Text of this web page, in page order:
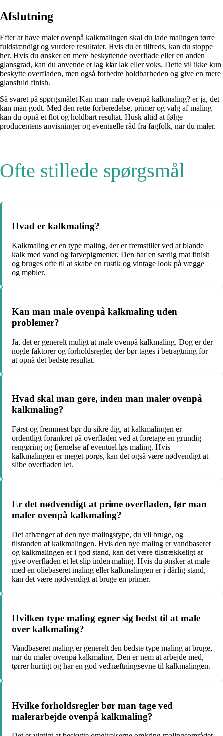
Afslutning
Efter at have malet ovenpå kalkmalingen skal du lade malingen tørre
fuldstændigt og vurdere resultatet. Hvis du er tilfreds, kan du stoppe
her. Hvis du ønsker en mere beskyttende overflade eller en anden
glansgrad, kan du anvende et lag klar lak eller voks. Dette vil ikke kun
beskytte overfladen, men også forbedre holdbarheden og give en mere
glansfuld finish.
Så svaret på spørgsmålet Kan man male ovenpå kalkmaling? er ja, det
kan man godt. Med den rette forberedelse, primer og valg af maling
kan du opnå et flot og holdbart resultat. Husk altid at følge
producentens anvisninger og eventuelle råd fra fagfolk, når du maler.
Ofte stillede spørgsmål
Hvad er kalkmaling?
Kalkmaling er en type maling, der er fremstillet ved at blande
kalk med vand og farvepigmenter. Den har en særlig mat finish
og bruges ofte til at skabe en rustik og vintage look på vægge
og møbler.
Kan man male ovenpå kalkmaling uden
problemer?
Ja, det er generelt muligt at male ovenpå kalkmaling. Dog er der
nogle faktorer og forholdsregler, der bør tages i betragtning for
at opnå det bedste resultat.
Hvad skal man gøre, inden man maler ovenpå
kalkmaling?
Først og fremmest bør du sikre dig, at kalkmalingen er
ordentligt forankret på overfladen ved at foretage en grundig
rengøring og fjernelse af eventuel løs maling. Hvis
kalkmalingen er meget porøs, kan det også være nødvendigt at
slibe overfladen let.
Er det nødvendigt at prime overfladen, før man
maler ovenpå kalkmaling?
Det afhænger af den nye malingstype, du vil bruge, og
tilstanden af kalkmalingen. Hvis den nye maling er vandbaseret
og kalkmalingen er i god stand, kan det være tilstrækkeligt at
give overfladen et let slip inden maling. Hvis du ønsker at male
med en oliebaseret maling eller kalkmalingen er i dårlig stand,
kan det være nødvendigt at bruge en primer.
Hvilken type maling egner sig bedst til at male
over kalkmaling?
Vandbaseret maling er generelt den bedste type maling at bruge,
når du maler ovenpå kalkmaling. Den er nem at arbejde med,
tørrer hurtigt og har en god vedhæftningsevne til kalkmalingen.
Hvilke forholdsregler bør man tage ved
malerarbejde ovenpå kalkmaling?